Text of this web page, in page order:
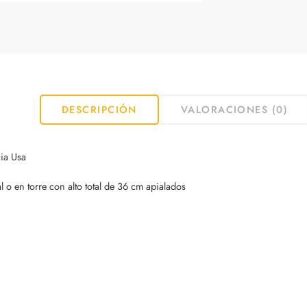
DESCRIPCIÓN VALORACIONES (0)
Usa
en torre con alto total de 36 cm apialados